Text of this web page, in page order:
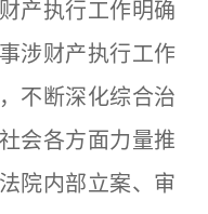
产执行工作明确
涉财产执行工作
不断深化综合治
会各方面力量推
院内部立案、审